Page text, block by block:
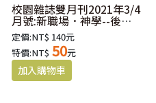
校園雜誌雙月刊2021年3/4
月號:新職場．神學--後就
業時代下的工作新想像
定價:NT$ 140元
特價:NT$ 50元